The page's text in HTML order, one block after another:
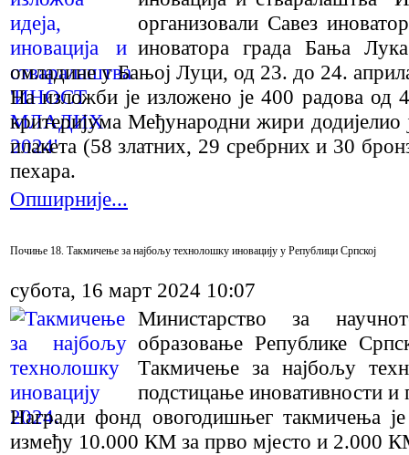
организовали Савез
иноватора града Бања
омладине у Бањој Луци, од 23. до 24.
На изложби је изложено је 400 радова од
критеријума Међународни жири
плакета (58 златних, 29 сребрних и 30
пехара.
Опширније...
Почиње 18. Такмичење за најбољу технолошку иновацију у Републици Српској
субота, 16 март 2024 10:07
Министарство за
образовање Републике
Tакмичење за најбољу
подстицање иновативности и
Награди фонд овогодишњег такмичења
између 10.000 КМ за прво мјесто и 2.000